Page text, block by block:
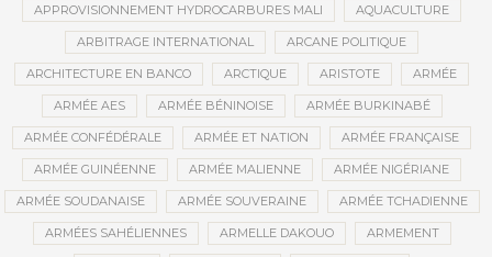
APPROVISIONNEMENT HYDROCARBURES MALI AQUACULTURE
ARBITRAGE INTERNATIONAL ARCANE POLITIQUE
ARCHITECTURE EN BANCO ARCTIQUE ARISTOTE ARMÉE
ARMÉE AES ARMÉE BÉNINOISE ARMÉE BURKINABÉ
ARMÉE CONFÉDÉRALE ARMÉE ET NATION ARMÉE FRANÇAISE
ARMÉE GUINÉENNE ARMÉE MALIENNE ARMÉE NIGÉRIANE
ARMÉE SOUDANAISE ARMÉE SOUVERAINE ARMÉE TCHADIENNE
ARMÉES SAHÉLIENNES ARMELLE DAKOUO ARMEMENT